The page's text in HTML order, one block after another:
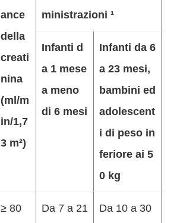
ance
della
creati
nina
(ml/m
in/1,7
3 m²)
ministrazioni ¹
Infanti d
a 1 mese
a meno
di 6 mesi
Infanti da 6
a 23 mesi,
bambini ed
adolescent
i di peso in
feriore ai 5
0 kg
≥ 80
Da 7 a 21
Da 10 a 30